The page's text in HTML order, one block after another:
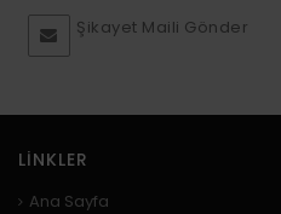
Şikayet Maili Gönder
LINKLER
Ana Sayfa